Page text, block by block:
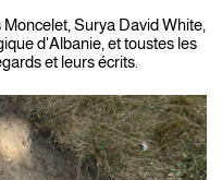
Surya David White,
d'Albanie, et toustes les
et leurs écrits.